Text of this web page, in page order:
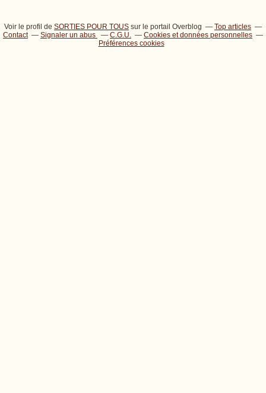
Voir le profil de SORTIES POUR TOUS sur le portail Overblog
Top articles
Contact
Signaler un abus C.G.U.
Cookies et données personnelles
Préférences cookies